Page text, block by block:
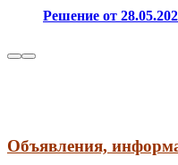
Решение от
Объявления,